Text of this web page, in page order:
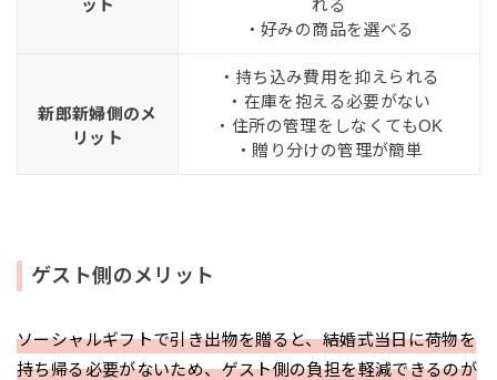
ット
れる
・好みの商品を選べる
新郎新婦側のメ
リット
・持ち込み費用を抑えられる
・在庫を抱える必要がない
・住所の管理をしなくてもOK
・贈り分けの管理が簡単
ゲスト側のメリット
ソーシャルギフトで引き出物を贈ると、結婚式当日に荷物を
持ち帰る必要がないため、ゲスト側の負担を軽減できるのが